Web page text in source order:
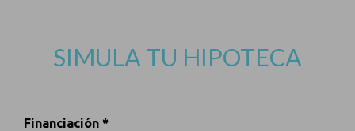
SIMULA TU HIPOTECA
Financiación *